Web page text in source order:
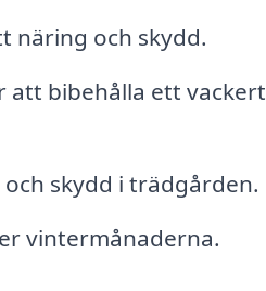
näring och skydd.
att bibehålla ett vackert
skydd i trädgården.
vintermånaderna.